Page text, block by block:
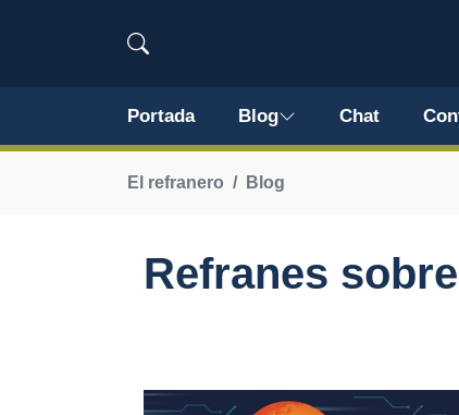
Portada Blog Chat
El refranero Blog
Refranes